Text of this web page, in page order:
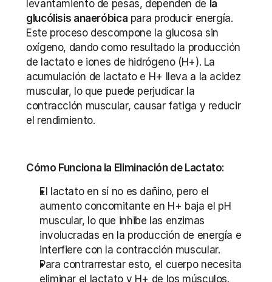
levantamiento de pesas, dependen de la
glucólisis anaeróbica para producir energía.
Este proceso descompone la glucosa sin
oxígeno, dando como resultado la producción
de lactato e iones de hidrógeno (H+). La
acumulación de lactato e H+ lleva a la acidez
muscular, lo que puede perjudicar la
contracción muscular, causar fatiga y reducir
el rendimiento.
Cómo Funciona la Eliminación de Lactato:
El lactato en sí no es dañino, pero el
aumento concomitante en H+ baja el pH
muscular, lo que inhibe las enzimas
involucradas en la producción de energía e
interfiere con la contracción muscular.
Para contrarrestar esto, el cuerpo necesita
eliminar el lactato y H+ de los músculos.